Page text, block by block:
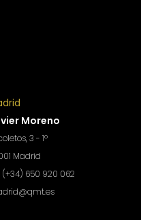
Moreno
3 - 1º
Madrid
(+34) 650 920 062